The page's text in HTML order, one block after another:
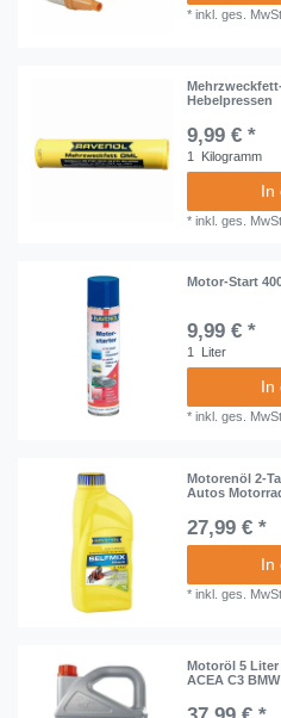
*inkl. ges. MwSt.
Hebelpressen
9,99 € *
1 Kilogramm
In
*inkl. ges. MwSt.
Motor-Start
9,99 € *
1 Liter
In
*inkl. ges.
Motorenöl 2-
Autos
27,99 € *
In
*inkl. ges. MwSt.
Motoröl 5 Liter
ACEA C3